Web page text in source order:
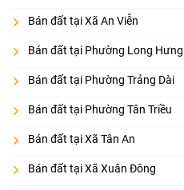
Bán đất tại Xã An Viễn
Bán đất tại Phường Long Hưng
Bán đất tại Phường Trảng Dài
Bán đất tại Phường Tân Triều
Bán đất tại Xã Tân An
Bán đất tại Xã Xuân Đông